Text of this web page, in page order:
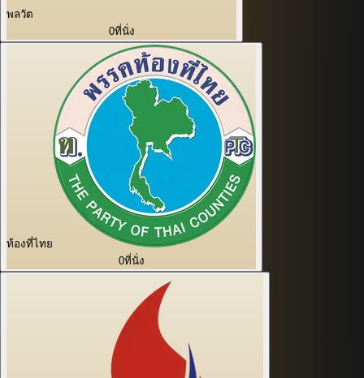
พลวัต
0ที่นั่ง
ท้องที่ไทย
0ที่นั่ง